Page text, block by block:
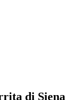
di Siena